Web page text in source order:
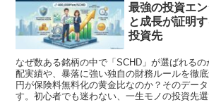
最強の投資エ
と成長が証明
投資先
なぜ数ある銘柄の中で「SCHD」が選ばれる
配実績や、暴落に強い独自の財務ルールを徹
円が保険料無料化の黄金比なのか？そのデー
す。初心者でも迷わない、一生モノの投資先選